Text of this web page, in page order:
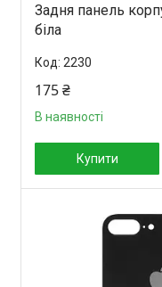
Задня панель
біла
2230
175 ₴
В наявності
Купити